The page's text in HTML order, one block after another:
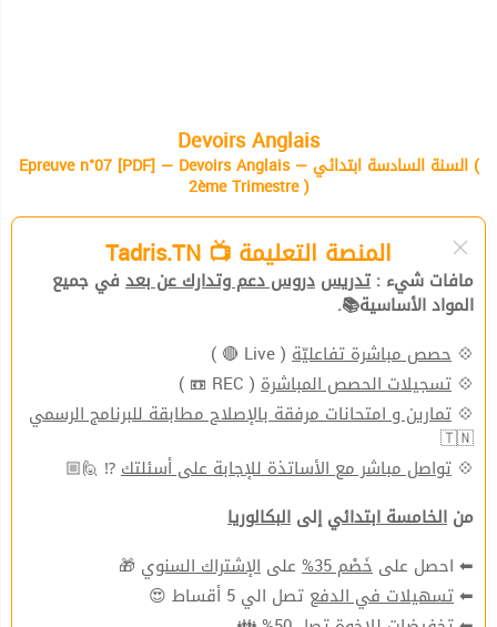
Devoirs Anglais
Epreuve n°07 [PDF] — Devoirs Anglais — السنة السادسة ابتدائي (
2ème Trimestre )
المنصة التعليمة 📺 Tadris.TN
مافات شيء : تدريس دروس دعم وتدارك عن بعد في جميع
المواد الأساسية📚.
💠 حصص مباشرة تفاعليّة ( Live 🔴 )
💠 تسجيلات الحصص المباشرة ( REC 📼 )
💠 تمارين و امتحانات مرفقة بالإصلاح مطابقة للبرنامج الرسمي
🇹🇳
💠 تواصل مباشر مع الأساتذة للإجابة على أسئلتك⁉ 🙋🏼
من الخامسة ابتدائي إلى البكالوريا
⬅ احصل على خَصْم 35% على الإشتراك السنوي 🎁
⬅تسهيلات في الدفع تصل الي 5 أقساط 😍